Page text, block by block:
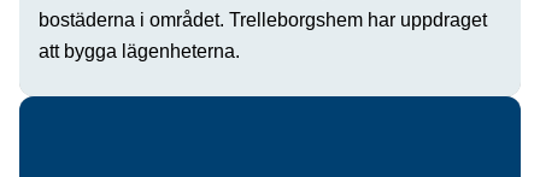
bostäderna i området. Trelleborgshem har uppdraget
att bygga lägenheterna.